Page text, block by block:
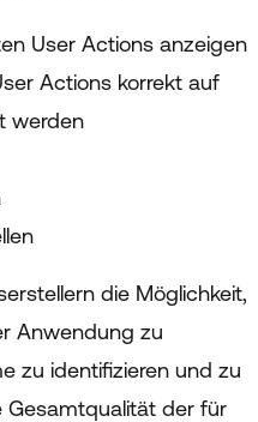
User Actions anzeigen
Actions korrekt auf
werden
die Möglichkeit,
Anwendung zu
zu identifizieren und zu
Gesamtqualität der für